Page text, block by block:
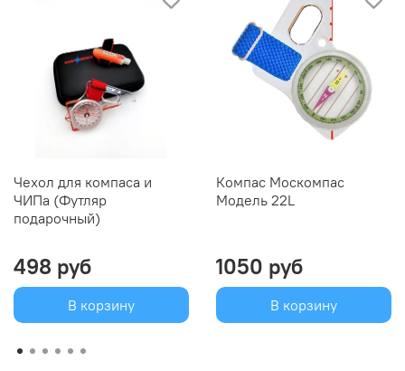
Чехол для компаса и
ЧИПа (Футляр
подарочный)
498 руб
В корзину
Компас Москомпас
Модель 22L
1050 руб
В корзину